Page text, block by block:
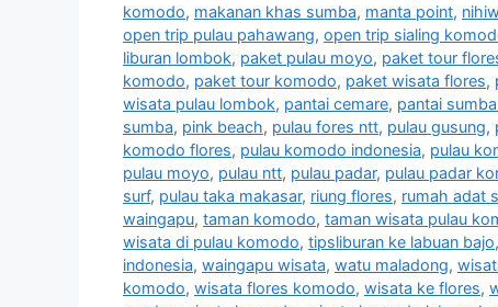
komodo, makanan khas sumba, manta point,
open trip pulau pahawang, open trip sialing
liburan lombok, paket pulau moyo, paket tour
komodo, paket tour komodo, paket wisata flores,
wisata pulau lombok, pantai cemare, pantai
sumba, pink beach, pulau fores ntt, pulau gusung,
komodo flores, pulau komodo indonesia, pulau
pulau moyo, pulau ntt, pulau padar, pulau padar
surf, pulau taka makasar, riung flores, rumah adat
waingapu, taman komodo, taman wisata pulau
wisata di pulau komodo, tipsliburan ke labuan bajo,
indonesia, waingapu wisata, watu maladong,
komodo, wisata flores komodo, wisata ke flores,